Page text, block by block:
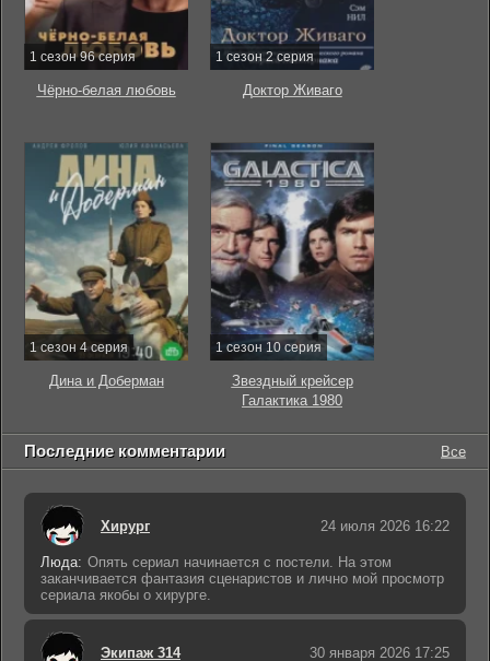
1 сезон 96 серия
Чёрно-белая любовь
1 сезон 2 серия
Доктор Живаго
1 сезон 4 серия
Дина и Доберман
1 сезон 10 серия
Звездный крейсер
Галактика 1980
Последние комментарии Все
Хирург 24 июля 2026 16:22
Люда: Опять сериал начинается с постели. На этом
заканчивается фантазия сценаристов и лично мой просмотр
сериала якобы о хирурге.
Экипаж 314 30 января 2026 17:25